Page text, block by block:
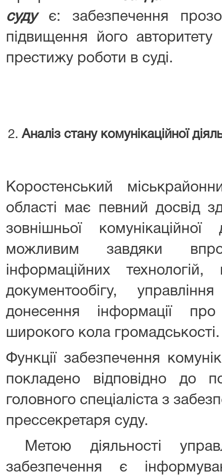
судує: забезпечення
підвищення його авторитету
престижу роботи в суді.
Аналіз стану комунікаційної
Коростенський
області має певний досвід
зовнішньої
можливим завдяки
інформаційних технологій,
документообігу,
донесення інформації
широкого кола громадськості.
Функції забезпечення
покладено відповідно до
головного спеціаліста з
прессекретаря суду.
Метою діяльності
забезпечення є